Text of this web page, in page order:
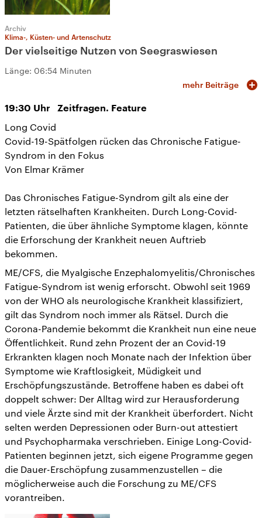
Archiv
Klima-, Küsten- und Artenschutz
Der vielseitige Nutzen von Seegraswiesen
Länge: 06:54 Minuten
mehr Beiträge
19:30 Uhr Zeitfragen. Feature
Long Covid
Covid-19-Spätfolgen rücken das Chronische Fatigue-
Syndrom in den Fokus
Von Elmar Krämer
Das Chronisches Fatigue-Syndrom gilt als eine der
letzten rätselhaften Krankheiten. Durch Long-Covid-
Patienten, die über ähnliche Symptome klagen, könnte
die Erforschung der Krankheit neuen Auftrieb
bekommen.
ME/CFS, die Myalgische Enzephalomyelitis/Chronisches
Fatigue-Syndrom ist wenig erforscht. Obwohl seit 1969
von der WHO als neurologische Krankheit klassifiziert,
gilt das Syndrom noch immer als Rätsel. Durch die
Corona-Pandemie bekommt die Krankheit nun eine neue
Öffentlichkeit. Rund zehn Prozent der an Covid-19
Erkrankten klagen noch Monate nach der Infektion über
Symptome wie Kraftlosigkeit, Müdigkeit und
Erschöpfungszustände. Betroffene haben es dabei oft
doppelt schwer: Der Alltag wird zur Herausforderung
und viele Ärzte sind mit der Krankheit überfordert. Nicht
selten werden Depressionen oder Burn-out attestiert
und Psychopharmaka verschrieben. Einige Long-Covid-
Patienten beginnen jetzt, sich eigene Programme gegen
die Dauer-Erschöpfung zusammenzustellen – die
möglicherweise auch die Forschung zu ME/CFS
vorantreiben.